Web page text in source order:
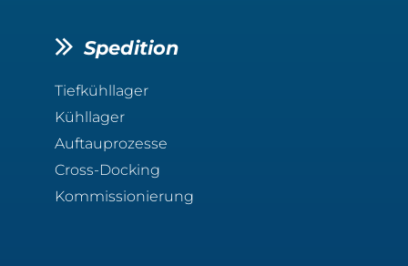
Spedition
Tiefkühllager
Kühllager
Auftauprozesse
Cross-Docking
Kommissionierung